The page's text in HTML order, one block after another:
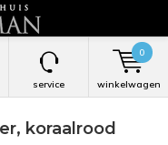
service winkelwagen
0
koraalrood